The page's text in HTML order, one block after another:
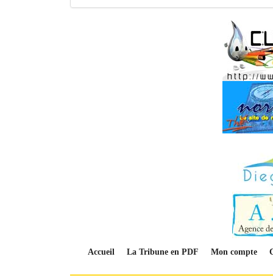
Accueil La Tribune en PDF Mon compte